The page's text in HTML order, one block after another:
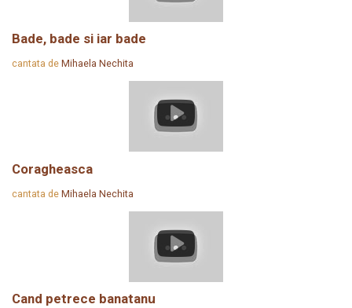
Bade, bade si iar bade
cantata de Mihaela Nechita
Coragheasca
cantata de Mihaela Nechita
Cand petrece banatanu